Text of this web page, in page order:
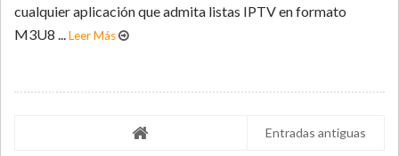
cualquier aplicación que admita listas IPTV en formato
M3U8 ...Leer Más
Entradas antiguas